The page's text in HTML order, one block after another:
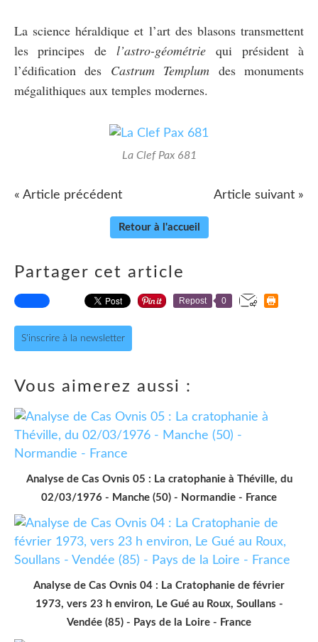
La science héraldique et l’art des blasons transmettent
les principes de l’astro-géométrie qui président à
l’édification des Castrum Templum des monuments
mégalithiques aux temples modernes.
La Clef Pax 681
« Article précédent Article suivant »
Retour à l'accueil
Partager cet article
Repost 0
S'inscrire à la newsletter
Vous aimerez aussi :
Analyse de Cas Ovnis 05 : La cratophanie à Théville, du
02/03/1976 - Manche (50) - Normandie - France
Analyse de Cas Ovnis 04 : La Cratophanie de février
1973, vers 23 h environ, Le Gué au Roux, Soullans -
Vendée (85) - Pays de la Loire - France